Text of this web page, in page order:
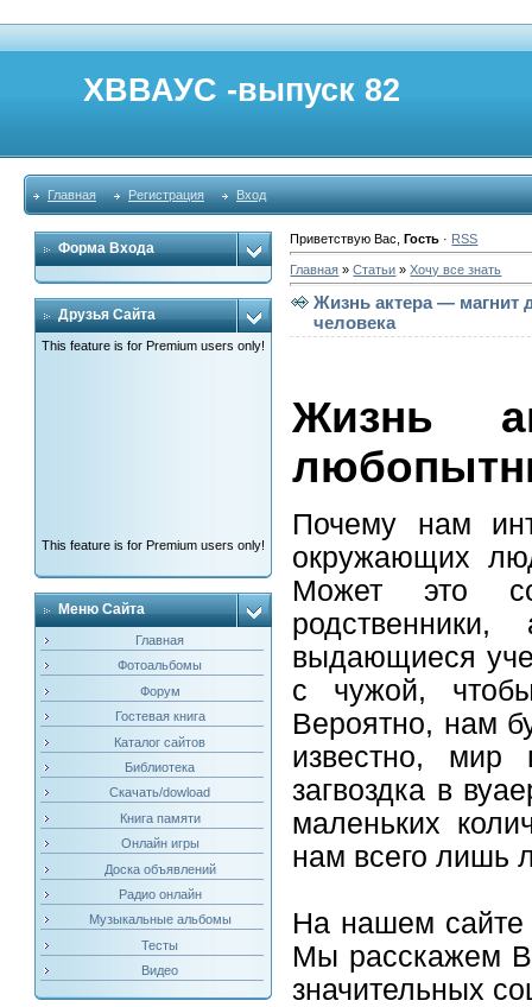
ХВВАУС -выпуск 82
Главная Регистрация Вход
Форма Входа
Друзья Сайта
This feature is for Premium users only!
This feature is for Premium users only!
Меню Сайта
Главная
Фотоальбомы
Форум
Гостевая книга
Каталог сайтов
Библиотека
Скачать/dowload
Книга памяти
Онлайн игры
Доска объявлений
Радио онлайн
Музыкальные альбомы
Тесты
Видео
Приветствую Вас ,Гость · RSS
Главная »Статьи »Хочу все знать
Жизнь актера —
человека
Жизнь
Почему нам
окружающих
Может это
выдающиеся
с чужой,
Вероятно, нам
известно, мир
загвоздка в
маленьких
нам всего лишь
На нашем сайте
Мы расскажем
значительных